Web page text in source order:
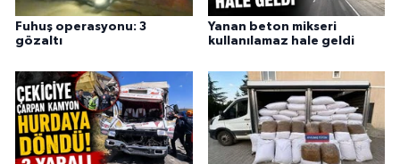
Fuhuş operasyonu: 3
gözaltı
Yanan beton mikseri
kullanılamaz hale geldi